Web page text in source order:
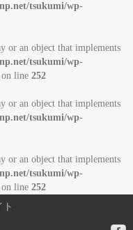
tsukumi/wp-
or an object that implements
tsukumi/wp-
on line 252
or an object that implements
tsukumi/wp-
or an object that implements
tsukumi/wp-
on line 252